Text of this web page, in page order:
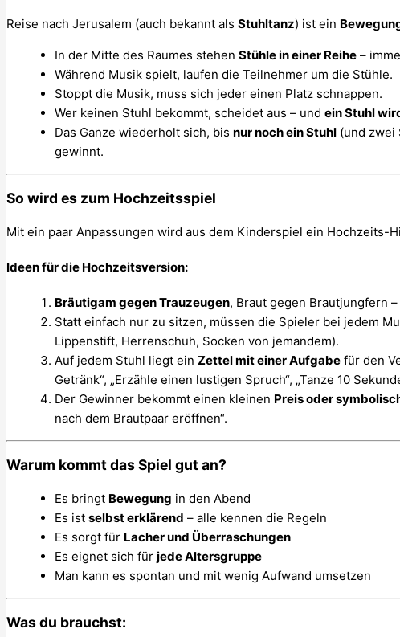
Reise nach Jerusalem (auch bekannt als Stuhltanz) ist ein
In der Mitte des Raumes stehen Stühle in einer Reihe –
Während Musik spielt, laufen die Teilnehmer um die Stühle.
Stoppt die Musik, muss sich jeder einen Platz schnappen.
Wer keinen Stuhl bekommt, scheidet aus – und ein Stuhl
Das Ganze wiederholt sich, bis nur noch ein Stuhl (und zwei
gewinnt.
So wird es zum Hochzeitsspiel
Mit ein paar Anpassungen wird aus dem Kinderspiel ein Hochzeits-
Ideen für die Hochzeitsversion:
Bräutigam gegen Trauzeugen, Braut gegen Brautjungfern
Statt einfach nur zu sitzen, müssen die Spieler bei jedem
Lippenstift, Herrenschuh, Socken von jemandem).
Auf jedem Stuhl liegt ein Zettel mit einer Aufgabe für den
Getränk“, „Erzähle einen lustigen Spruch“, „Tanze 10
Der Gewinner bekommt einen kleinen Preis oder
nach dem Brautpaar eröffnen“.
Warum kommt das Spiel gut an?
Es bringt Bewegung in den Abend
Es ist selbst erklärend – alle kennen die Regeln
Es sorgt für Lacher und Überraschungen
Es eignet sich für jede Altersgruppe
Man kann es spontan und mit wenig Aufwand umsetzen
Was du brauchst: